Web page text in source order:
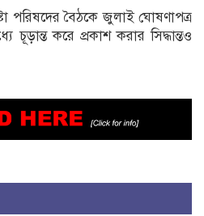
পরিষদের বৈঠকে জুলাই ঘোষণাপত্র
চূড়ান্ত করে প্রকাশ করার সিদ্ধান্তও